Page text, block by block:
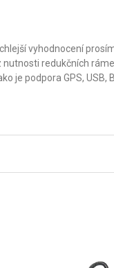
vyhodnocení
redukčních
je podpora GPS, USB,